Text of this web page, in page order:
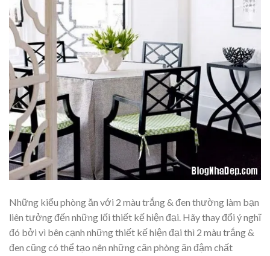
Những kiểu phòng ăn với 2 màu trắng & đen thường làm bạn
liên tưởng đến những lối thiết kế hiện đại. Hãy thay đổi ý nghĩ
đó bởi vì bên cạnh những thiết kế hiện đại thì 2 màu trắng &
đen cũng có thể tạo nên những căn phòng ăn đậm chất